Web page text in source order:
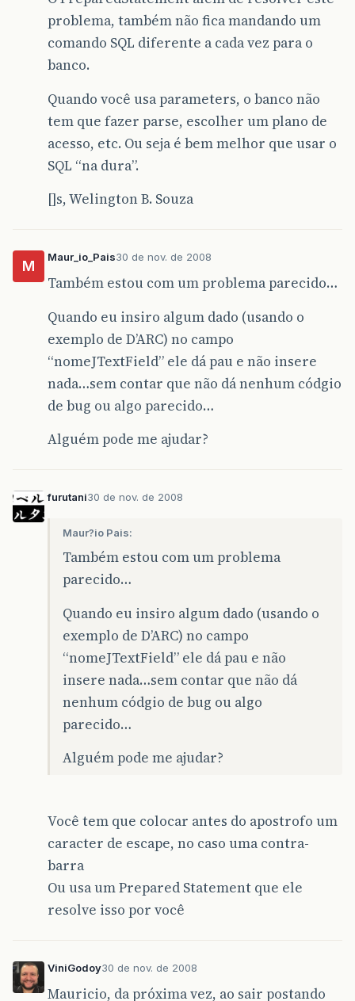
problema, também não fica mandando um
comando SQL diferente a cada vez para o
banco.
Quando você usa parameters, o banco não
tem que fazer parse, escolher um plano de
acesso, etc. Ou seja é bem melhor que usar o
SQL “na dura”.
[]s, Welington B. Souza
M
Maur_io_Pais30 de nov. de 2008
Também estou com um problema parecido…
Quando eu insiro algum dado (usando o
exemplo de D’ARC) no campo
“nomeJTextField” ele dá pau e não insere
nada…sem contar que não dá nenhum códgio
de bug ou algo parecido…
Alguém pode me ajudar?
furutani30 de nov. de 2008
Maur?io Pais:
Também estou com um problema
parecido…
Quando eu insiro algum dado (usando o
exemplo de D’ARC) no campo
“nomeJTextField” ele dá pau e não
insere nada…sem contar que não dá
nenhum códgio de bug ou algo
parecido…
Alguém pode me ajudar?
Você tem que colocar antes do apostrofo um
caracter de escape, no caso uma contra-
barra
Ou usa um Prepared Statement que ele
resolve isso por você
ViniGodoy30 de nov. de 2008
Mauricio, da próxima vez, ao sair postando